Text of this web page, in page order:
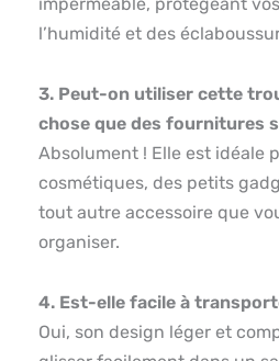
imperméable, protégeant
l’humidité et des
3. Peut-on utiliser cette
chose que des fournitures
Absolument ! Elle est idéale
cosmétiques, des petits
tout autre accessoire que
organiser.
4. Est-elle facile à
Oui, son design léger et